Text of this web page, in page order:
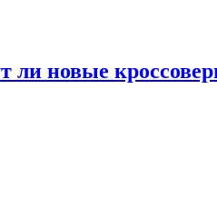
ли новые